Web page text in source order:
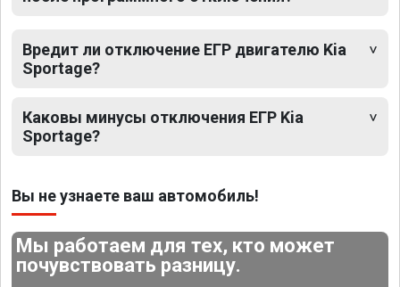
Вредит ли отключение ЕГР двигателю Kia
Sportage?
Каковы минусы отключения ЕГР Kia
Sportage?
Вы не узнаете ваш автомобиль!
Мы работаем для тех, кто может
почувствовать разницу.